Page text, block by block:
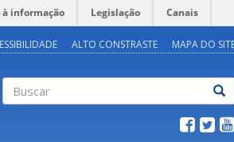
à informação Legislação Canais
ALTO CONSTRASTE MAPA DO